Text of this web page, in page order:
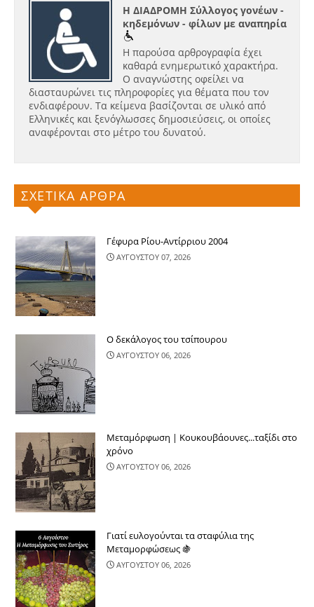
Η ΔΙΑΔΡΟΜΗ Σύλλογος γονέων -
κηδεμόνων - φίλων με αναπηρία
Η παρούσα αρθρογραφία έχει
καθαρά ενημερωτικό χαρακτήρα.
Ο αναγνώστης οφείλει να
διασταυρώνει τις πληροφορίες για θέματα που τον
ενδιαφέρουν. Τα κείμενα βασίζονται σε υλικό από
Ελληνικές και ξενόγλωσσες δημοσιεύσεις, οι οποίες
αναφέρονται στο μέτρο του δυνατού.
ΣΧΕΤΙΚΑ ΑΡΘΡΑ
Γέφυρα Ρίου-Αντίρριου 2004
ΑΥΓΟΥΣΤΟΥ 07, 2026
Ο δεκάλογος του τσίπουρου
ΑΥΓΟΥΣΤΟΥ 06, 2026
Μεταμόρφωση | Κουκουβάουνες...ταξίδι στο
χρόνο
ΑΥΓΟΥΣΤΟΥ 06, 2026
Γιατί ευλογούνται τα σταφύλια της
Μεταμορφώσεως 🍇
ΑΥΓΟΥΣΤΟΥ 06, 2026